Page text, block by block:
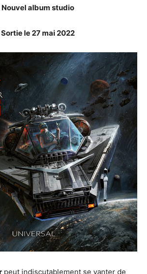
Nouvel album studio
Sortie le 27 mai 2022
peut indiscutablement se vanter de